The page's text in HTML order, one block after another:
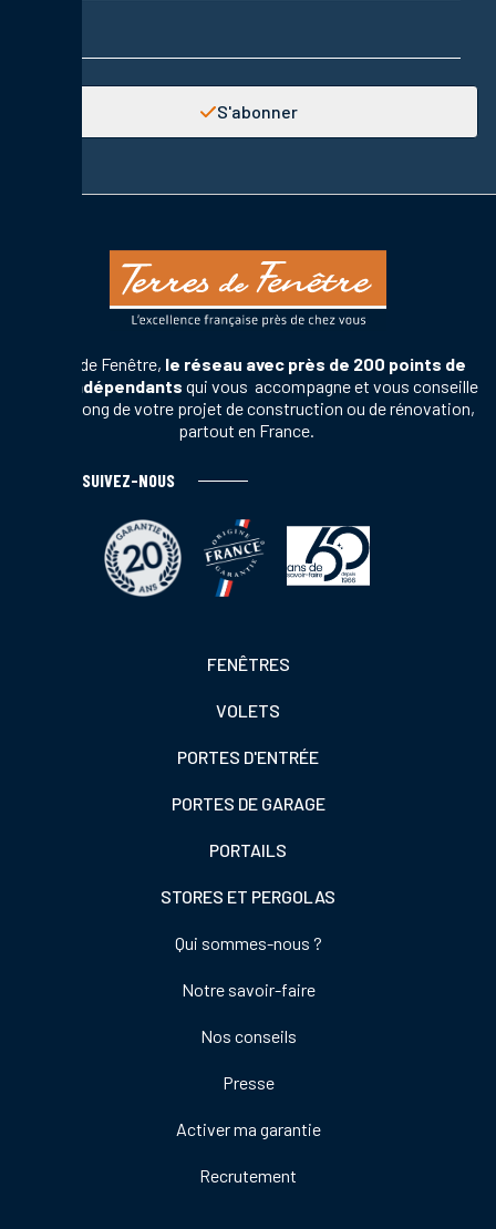
S'abonner
Terres de Fenêtre, le réseau avec près de 200 points de
vente indépendants qui vous accompagne et vous conseille
tout au long de votre projet de construction ou de rénovation,
partout en France.
SUIVEZ-NOUS
FENÊTRES
VOLETS
PORTES D'ENTRÉE
PORTES DE GARAGE
PORTAILS
STORES ET PERGOLAS
Qui sommes-nous ?
Notre savoir-faire
Nos conseils
Presse
Activer ma garantie
Recrutement